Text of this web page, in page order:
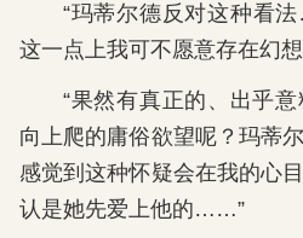
“玛蒂尔德反对这种看
这一点上我可不愿意存在幻
“果然有真正的、出乎
向上爬的庸俗欲望呢？玛蒂
感觉到这种怀疑会在我的心
认是她先爱上他的……”